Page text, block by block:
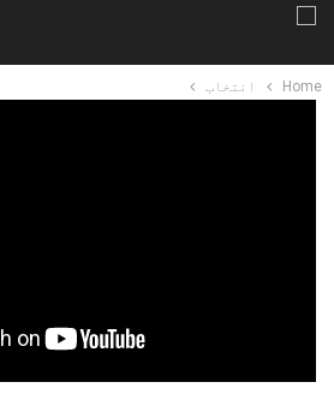
Home انتخاب